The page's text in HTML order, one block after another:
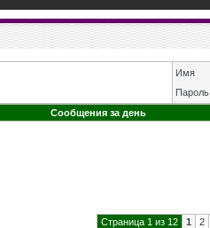
Имя
Пароль
Сообщения за день
Страница 1 из 12 1 2